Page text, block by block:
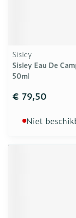
Sisley
Sisley Eau De
50ml
€ 79,50
Niet